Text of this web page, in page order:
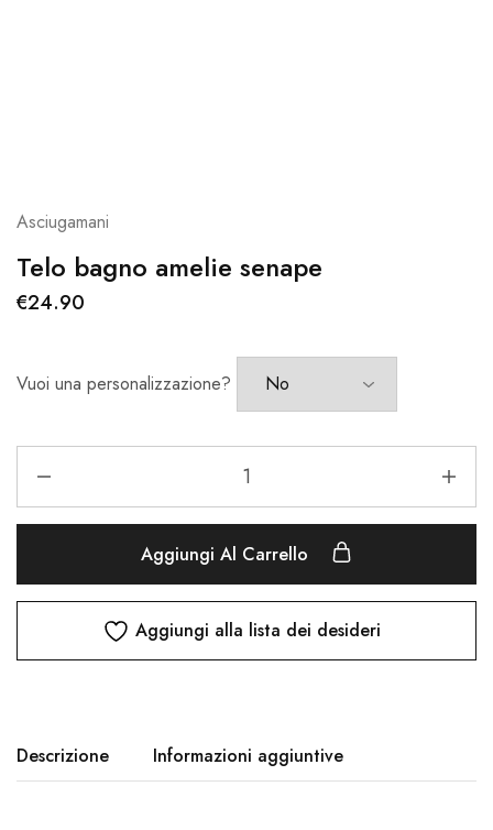
Asciugamani
Telo bagno amelie senape
€24.90
Vuoi una personalizzazione?
Aggiungi Al Carrello
Aggiungi alla lista dei desideri
Descrizione Informazioni aggiuntive